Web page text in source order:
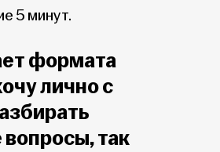
5 минут.
формата
лично с
так